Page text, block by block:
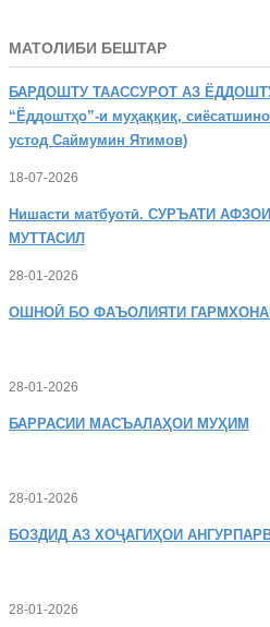
МАТОЛИБИ БЕШТАР
БАРДОШТУ ТААССУРОТ АЗ
“Ёддоштҳо”-и муҳаққиқ,
устод Саймумин Ятимов)
18-07-2026
Нишасти матбуотӣ. СУРЪАТИ
МУТТАСИЛ
28-01-2026
ОШНОӢ БО ФАЪОЛИЯТИ
28-01-2026
БАРРАСИИ МАСЪАЛАҲОИ МУҲИМ
28-01-2026
БОЗДИД АЗ ХОҶАГИҲОИ
28-01-2026